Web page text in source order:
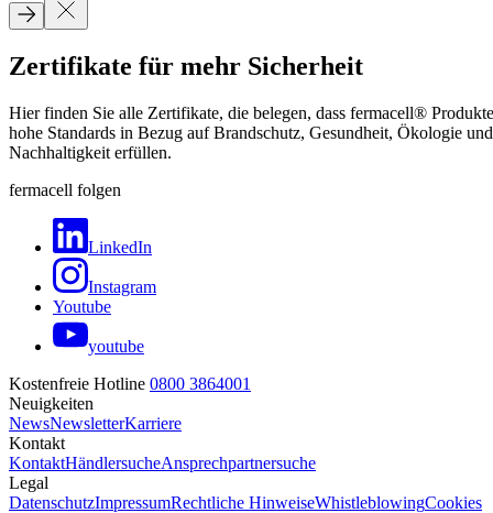
Zertifikate für mehr Sicherheit
Hier finden Sie alle Zertifikate, die belegen, dass fermacell® Produkte
hohe Standards in Bezug auf Brandschutz, Gesundheit, Ökologie und
Nachhaltigkeit erfüllen.
fermacell folgen
LinkedIn
Instagram
Youtube
youtube
Kostenfreie Hotline 0800 3864001
Neuigkeiten
NewsNewsletterKarriere
Kontakt
KontaktHändlersucheAnsprechpartnersuche
Legal
DatenschutzImpressumRechtliche HinweiseWhistleblowingCookies